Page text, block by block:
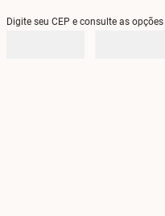
Digite seu CEP e consulte as